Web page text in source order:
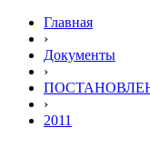
Главная
›
Документы
›
›
2011